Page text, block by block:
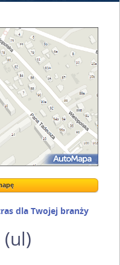
dla Twojej branży
(ul)